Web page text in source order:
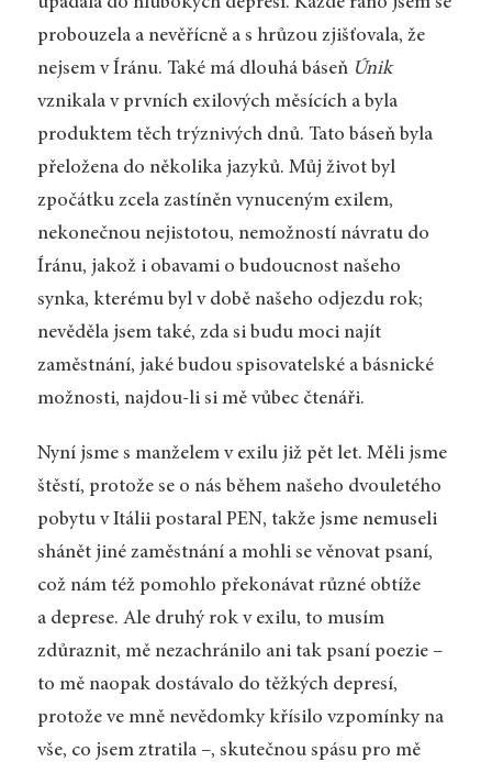
probouzela a nevěřícně a s hrůzou zjišťovala, že
nejsem v Íránu. Také má dlouhá báseň Únik
vznikala v prvních exilových měsících a byla
produktem těch trýznivých dnů. Tato báseň byla
přeložena do několika jazyků. Můj život byl
zpočátku zcela zastíněn vynuceným exilem,
nekonečnou nejistotou, nemožností návratu do
Íránu, jakož i obavami o budoucnost našeho
synka, kterému byl v době našeho odjezdu rok;
nevěděla jsem také, zda si budu moci najít
zaměstnání, jaké budou spisovatelské a básnické
možnosti, najdou-li si mě vůbec čtenáři.
Nyní jsme s manželem v exilu již pět let. Měli jsme
štěstí, protože se o nás během našeho dvouletého
pobytu v Itálii postaral PEN, takže jsme nemuseli
shánět jiné zaměstnání a mohli se věnovat psaní,
což nám též pomohlo překonávat různé obtíže
a deprese. Ale druhý rok v exilu, to musím
zdůraznit, mě nezachránilo ani tak psaní poezie –
to mě naopak dostávalo do těžkých depresí,
protože ve mně nevědomky křísilo vzpomínky na
vše, co jsem ztratila –, skutečnou spásu pro mě